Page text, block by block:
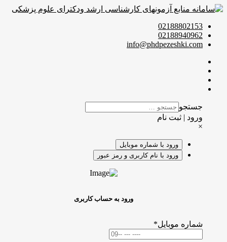
02188802153
02188940962
info@phdpezeshki.com
جستجو
ورود | ثبت نام
×
ورود با شماره موبایل
ورود با نام کاربری و رمز عبور
ورود به حساب کاربری
شماره موبایل*